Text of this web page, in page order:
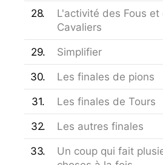
28
L'activité des Fous et
Cavaliers
29 Simplifier
30 Les finales de pions
31 Les finales de Tours
32 Les autres finales
33
Un coup qui fait